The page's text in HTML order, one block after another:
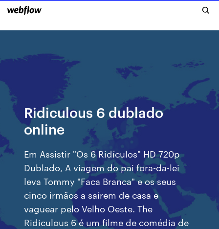
Ridiculous 6 dublado
online
Em Assistir "Os 6 Ridículos" HD 720p
Dublado, A viagem do pai fora-da-lei
leva Tommy "Faca Branca" e os seus
cinco irmãos a saírem de casa e
vaguear pelo Velho Oeste. The
Ridiculous 6 é um filme de comédia de